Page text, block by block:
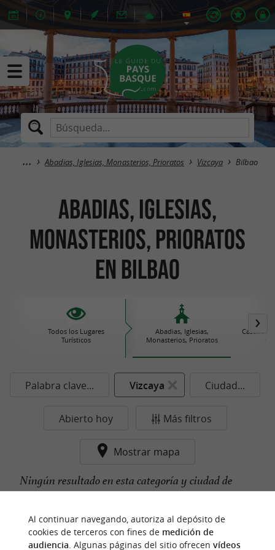
Abadias, Iglesias, Monasterios, Prioratos Vizcaya Bilbao
Abadias, Iglesias,
Monasterios, Prioratos
en Bilbao
Todos los Lugares
Turísticos
Abadias, Iglesias,
Monasterios, Prioratos
Castillos
Palabra clave... Vizcaya Ciudad...
Abierto hoy Más filtros
Mostrar mapa
Ningún resultado en esta categoría y ciudad de
Al continuar navegando, autoriza al depósito de
cookies de terceros con fines de medición de
audiencia. Algunas páginas del sitio ofrecen vídeos